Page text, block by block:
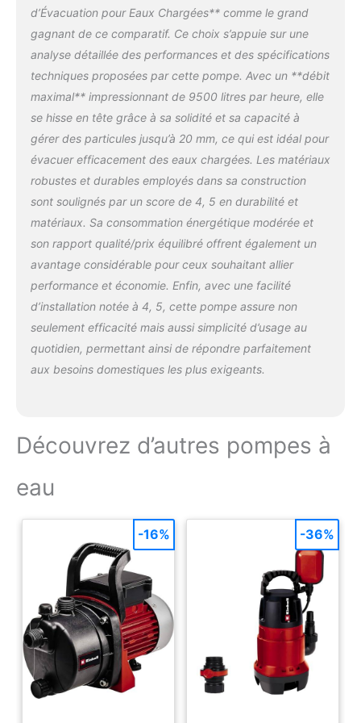
pompe d'évacuation SP
9.500 Dirt une longue
durée de vie et un
fonctionnement fiable
Contenu de la livraison :
la pompe d'évacuation
pour eaux chargées SP
9.500 Dirt de Kärcher est
fournie avec un raccord
de flexible Quick Connect
et un filetage des
d’Évacuation pour Eaux Chargées** comme le grand
gagnant de ce comparatif. Ce choix s’appuie sur une
analyse détaillée des performances et des spécifications
techniques proposées par cette pompe. Avec un **débit
maximal** impressionnant de 9500 litres par heure, elle
se hisse en tête grâce à sa solidité et sa capacité à
gérer des particules jusqu’à 20 mm, ce qui est idéal pour
évacuer efficacement des eaux chargées. Les matériaux
robustes et durables employés dans sa construction
sont soulignés par un score de 4, 5 en durabilité et
matériaux. Sa consommation énergétique modérée et
son rapport qualité/prix équilibré offrent également un
avantage considérable pour ceux souhaitant allier
performance et économie. Enfin, avec une facilité
d’installation notée à 4, 5, cette pompe assure non
seulement efficacité mais aussi simplicité d’usage au
quotidien, permettant ainsi de répondre parfaitement
aux besoins domestiques les plus exigeants.
Découvrez d’autres pompes à
eau
-16% -36%